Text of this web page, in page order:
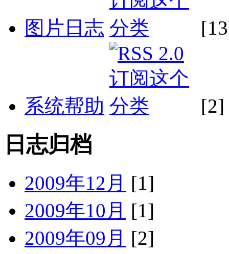
图片日志
系统帮助 [2]
日志归档
2009年12月 [1]
2009年10月 [1]
2009年09月 [2]